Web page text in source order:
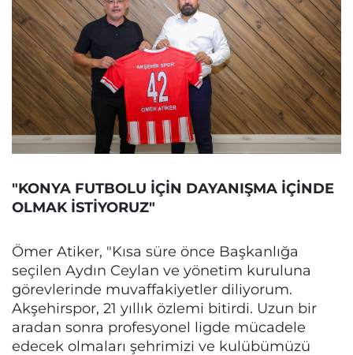
"KONYA FUTBOLU İÇİN DAYANIŞMA İÇİNDE
OLMAK İSTİYORUZ"
Ömer Atiker, "Kısa süre önce Başkanlığa
seçilen Aydın Ceylan ve yönetim kuruluna
görevlerinde muvaffakiyetler diliyorum.
Akşehirspor, 21 yıllık özlemi bitirdi. Uzun bir
aradan sonra profesyonel ligde mücadele
edecek olmaları şehrimizi ve kulübümüzü